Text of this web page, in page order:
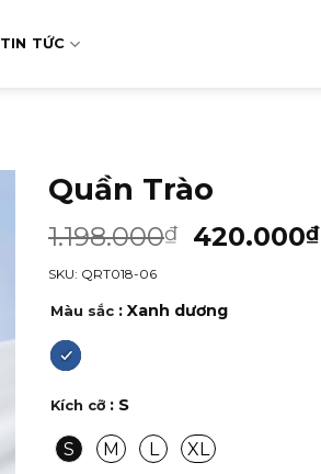
TIN TỨC
Quần Trào
1.198.000₫ 420.000₫
SKU: QRT018-06
Màu sắc : Xanh dương
Kích cỡ : S
S M L XL